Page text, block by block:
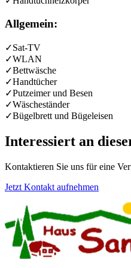
Allgemein:
✓Sat-TV
✓WLAN
✓Bettwäsche
✓Handtücher
✓Putzeimer und Besen
✓Wäscheständer
✓Bügelbrett und Bügeleisen
Interessiert an
Kontaktieren Sie uns für eine
Jetzt Kontakt aufnehmen